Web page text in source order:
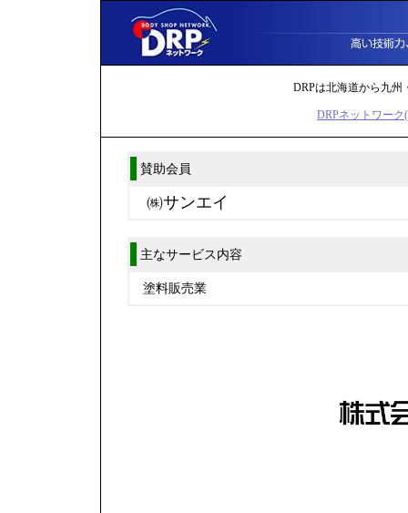
DRPは北海道から九州
DRPネットワーク
賛助会員
㈱サンエイ
主なサービス内容
塗料販売業